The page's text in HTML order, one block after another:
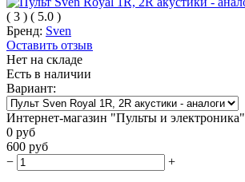
( 3 ) ( 5.0 )
Бренд: Sven
Оставить отзыв
Нет на складе
Есть в наличии
Вариант:
Интернет-магазин "Пульты и электроника"
0 руб
600 руб
−
+